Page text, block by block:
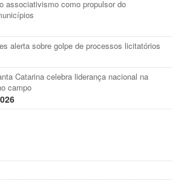
associativismo como propulsor do
alerta sobre golpe de processos licitatórios
Catarina celebra liderança nacional na
campo